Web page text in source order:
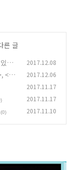
른 글
는
2017.12.08
<군
2017.12.06
2017.11.17
2017.11.17
(0) 2017.11.10